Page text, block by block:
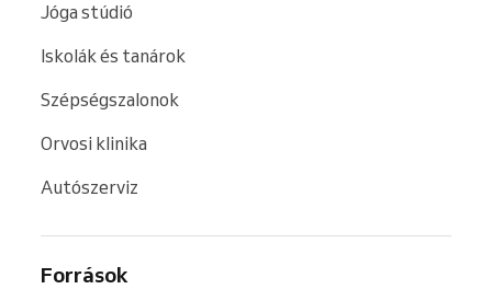
Jóga stúdió
Iskolák és tanárok
Szépségszalonok
Orvosi klinika
Autószerviz
Források